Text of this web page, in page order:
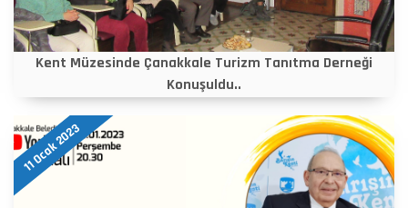
Kent Müzesinde Çanakkale Turizm Tanıtma Derneği
Konuşuldu..
11 Ocak 2023